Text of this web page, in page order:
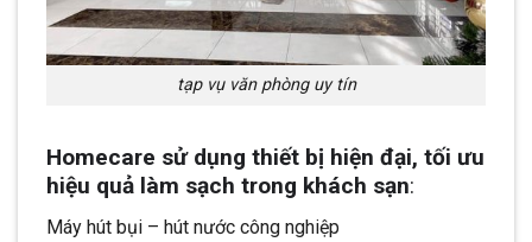
tạp vụ văn phòng uy tín
Homecare sử dụng thiết bị hiện đại, tối ưu
hiệu quả làm sạch trong khách sạn:
Máy hút bụi – hút nước công nghiệp